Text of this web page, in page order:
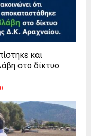
και
στο δίκτυο
0